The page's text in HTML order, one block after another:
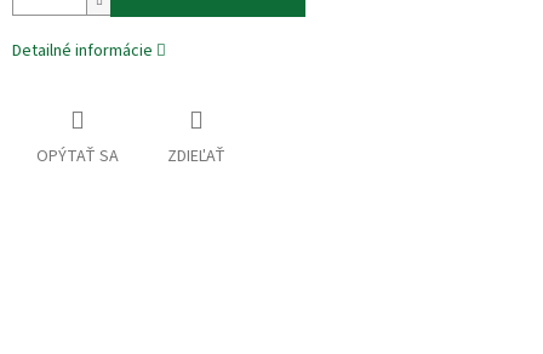
Detailné informácie
OPÝTAŤ SA ZDIEĽAŤ